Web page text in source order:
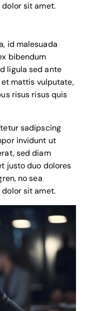
sit amet.
id malesuada
bibendum
ligula sed ante
mattis vulputate,
risus risus quis
sadipscing
invidunt ut
sed diam
justo duo dolores
no sea
sit amet.